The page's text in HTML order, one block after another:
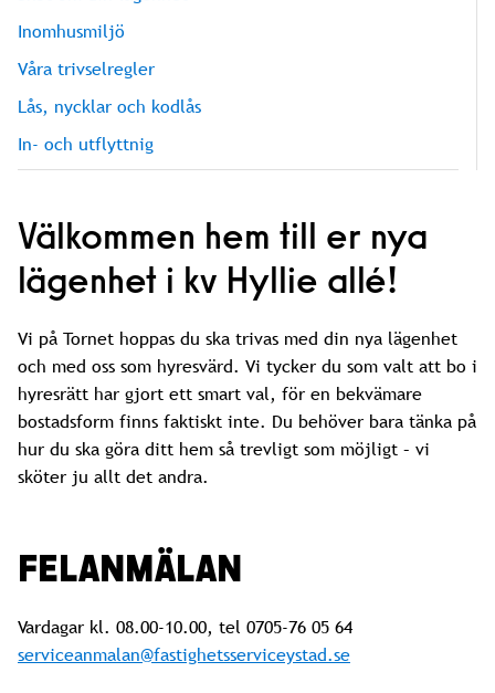
Inomhusmiljö
Våra trivselregler
Lås, nycklar och kodlås
In- och utflyttnig
Välkommen hem till er nya
lägenhet i kv Hyllie allé!
Vi på Tornet hoppas du ska trivas med din nya lägenhet
och med oss som hyresvärd. Vi tycker du som valt att bo i
hyresrätt har gjort ett smart val, för en bekvämare
bostadsform finns faktiskt inte. Du behöver bara tänka på
hur du ska göra ditt hem så trevligt som möjligt – vi
sköter ju allt det andra.
FELANMÄLAN
Vardagar kl. 08.00-10.00, tel 0705-76 05 64
serviceanmalan@fastighetsserviceystad.se